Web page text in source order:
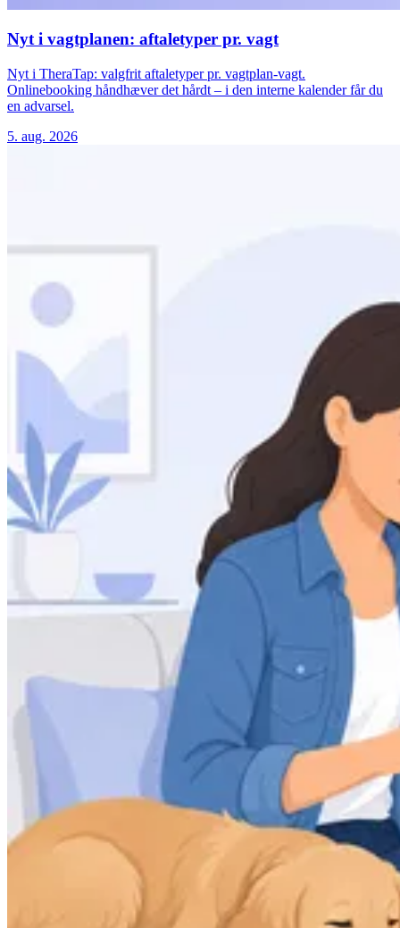
Nyt i vagtplanen: aftaletyper pr. vagt
Nyt i TheraTap: valgfrit aftaletyper pr. vagtplan-vagt.
Onlinebooking håndhæver det hårdt – i den interne kalender får du
en advarsel.
5. aug. 2026